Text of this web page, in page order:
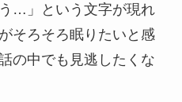
…」という文字が現れ
そろそろ眠りたいと感
の中でも見逃したくな